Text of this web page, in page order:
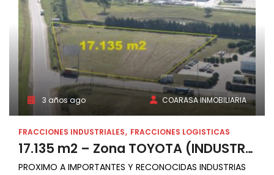
3 años ago COARASA INMOBILIARIA
FRACCIONES INDUSTRIALES FRACCIONES LOGISTICAS
17.135 m2 – Zona TOYOTA (INDUSTRIAL 2 )
PROXIMO A IMPORTANTES Y RECONOCIDAS INDUSTRIAS